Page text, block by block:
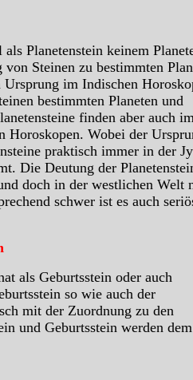
Planetenstein keinem
Steinen zu bestimmten
im Indischen
bestimmten Planeten und
finden aber auch
Horoskopen. Wobei der
praktisch immer in der
Die Deutung der
doch in der westlichen Welt
schwer ist es auch
als Geburtsstein oder auch
so wie auch der
mit der Zuordnung zu den
und Geburtsstein werden dem